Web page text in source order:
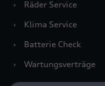
›
Räder Service
›
Klima Service
›
Batterie Check
›
Wartungsverträge